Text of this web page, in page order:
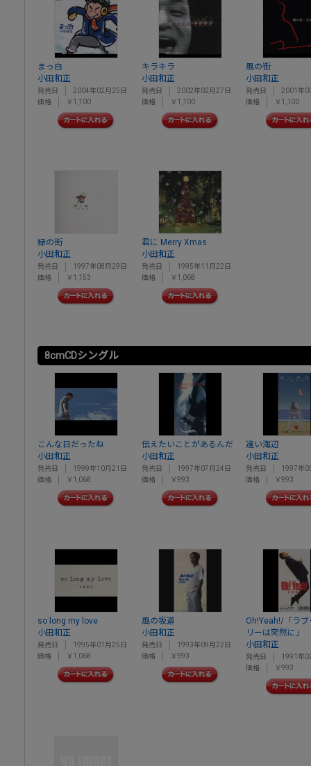
まっ白
小田和正
発売日
2004年02月25日
価格
￥1,100
キラキラ
小田和正
発売日
2002年02月27日
価格
￥1,100
風の街
小田和正
発売日
2001年
価格
￥1,100
緑の街
小田和正
発売日
1997年08月29日
価格
￥1,153
君に Merry Xmas
小田和正
発売日
1995年11月22日
価格
￥1,068
8cmCDシングル
こんな日だったね
小田和正
発売日
1999年10月21日
価格
￥1,068
伝えたいことがあるんだ
小田和正
発売日
1997年07月24日
価格
￥993
遠い海辺
小田和正
発売日
1997年
価格
￥993
so long my love
小田和正
発売日
1995年01月25日
価格
￥1,068
風の坂道
小田和正
発売日
1993年09月22日
価格
￥993
Oh!Yeah!/「ラブ
リーは突然に」
小田和正
発売日
1991年
価格
￥993